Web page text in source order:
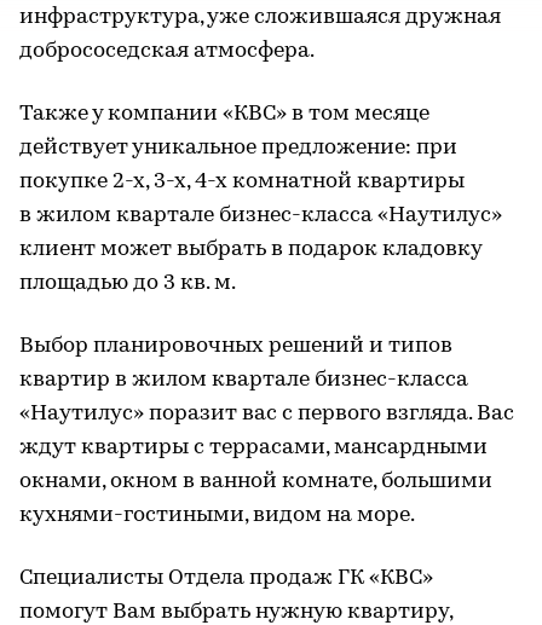
инфраструктура, уже сложившаяся дружная
добрососедская атмосфера.
Также у компании «КВС» в том месяце
действует уникальное предложение: при
покупке 2-х, 3-х, 4-х комнатной квартиры
в жилом квартале бизнес-класса «Наутилус»
клиент может выбрать в подарок кладовку
площадью до 3 кв. м.
Выбор планировочных решений и типов
квартир в жилом квартале бизнес-класса
«Наутилус» поразит вас с первого взгляда. Вас
ждут квартиры с террасами, мансардными
окнами, окном в ванной комнате, большими
кухнями-гостиными, видом на море.
Специалисты Отдела продаж ГК «КВС»
помогут Вам выбрать нужную квартиру,